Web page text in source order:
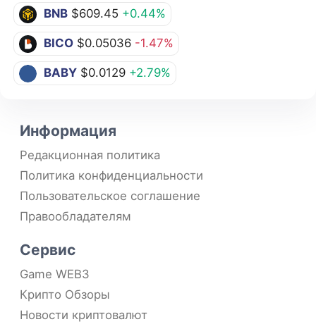
BNB $609.45 +0.44%
BICO $0.05036 -1.47%
BABY $0.0129 +2.79%
Информация
Редакционная политика
Политика конфиденциальности
Пользовательское соглашение
Правообладателям
Сервис
Game WEB3
Крипто Обзоры
Новости криптовалют